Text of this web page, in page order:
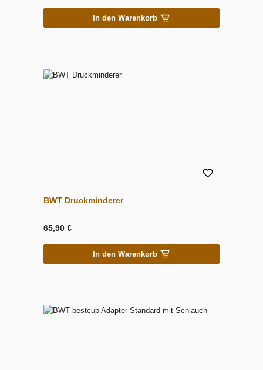
In den Warenkorb
BWT Druckminderer
65,90 €
In den Warenkorb